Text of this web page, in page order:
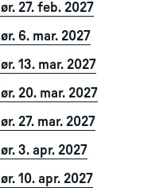
lør. 27. feb. 2027
lør. 6. mar. 2027
lør. 13. mar. 2027
lør. 20. mar. 2027
lør. 27. mar. 2027
lør. 3. apr. 2027
lør. 10. apr. 2027